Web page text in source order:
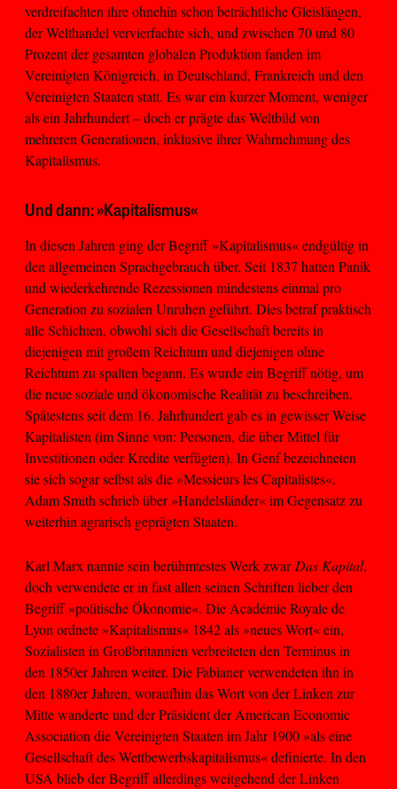
verdreifachten ihre ohnehin schon beträchtliche Gleislängen,
der Welthandel vervierfachte sich, und zwischen 70 und 80
Prozent der gesamten globalen Produktion fanden im
Vereinigten Königreich, in Deutschland, Frankreich und den
Vereinigten Staaten statt. Es war ein kurzer Moment, weniger
als ein Jahrhundert – doch er prägte das Weltbild von
mehreren Generationen, inklusive ihrer Wahrnehmung des
Kapitalismus.
Und dann: »Kapitalismus«
In diesen Jahren ging der Begriff »Kapitalismus« endgültig in
den allgemeinen Sprachgebrauch über. Seit 1837 hatten Panik
und wiederkehrende Rezessionen mindestens einmal pro
Generation zu sozialen Unruhen geführt. Dies betraf praktisch
alle Schichten, obwohl sich die Gesellschaft bereits in
diejenigen mit großem Reichtum und diejenigen ohne
Reichtum zu spalten begann. Es wurde ein Begriff nötig, um
die neue soziale und ökonomische Realität zu beschreiben.
Spätestens seit dem 16. Jahrhundert gab es in gewisser Weise
Kapitalisten (im Sinne von: Personen, die über Mittel für
Investitionen oder Kredite verfügten). In Genf bezeichneten
sie sich sogar selbst als die »Messieurs les Capitalistes«.
Adam Smith schrieb über »Handelsländer« im Gegensatz zu
weiterhin agrarisch geprägten Staaten.
Karl Marx nannte sein berühmtestes Werk zwarDas Kapital,
doch verwendete er in fast allen seinen Schriften lieber den
Begriff »politische Ökonomie«. Die Académie Royale de
Lyon ordnete »Kapitalismus« 1842 als »neues Wort« ein,
Sozialisten in Großbritannien verbreiteten den Terminus in
den 1850er Jahren weiter. Die Fabianer verwendeten ihn in
den 1880er Jahren, woraufhin das Wort von der Linken zur
Mitte wanderte und der Präsident der American Economic
Association die Vereinigten Staaten im Jahr 1900 »als eine
Gesellschaft des Wettbewerbskapitalismus« definierte. In den
USA blieb der Begriff allerdings weitgehend der Linken